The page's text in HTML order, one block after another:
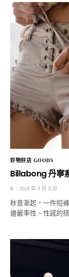
好物好店 GOODS
Billabong 丹寧
B 2018 年 9 月 8 日
秋意漸起，一件短
邊最率性、性感的